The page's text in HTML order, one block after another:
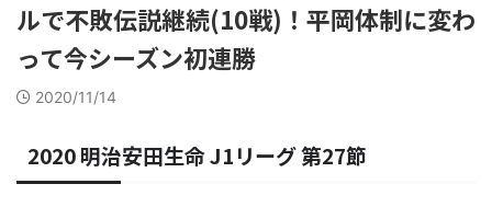
ルで不敗伝説継続(10戦)！平岡体制に変わ
って今シーズン初連勝
2020/11/14
2020 明治安田生命 J1リーグ 第27節